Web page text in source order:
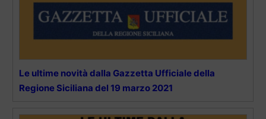
Le ultime novità dalla Gazzetta Ufficiale della
Regione Siciliana del 19 marzo 2021